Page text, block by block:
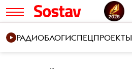
РАДИОБЛОГИСПЕЦПРОЕКТЫ